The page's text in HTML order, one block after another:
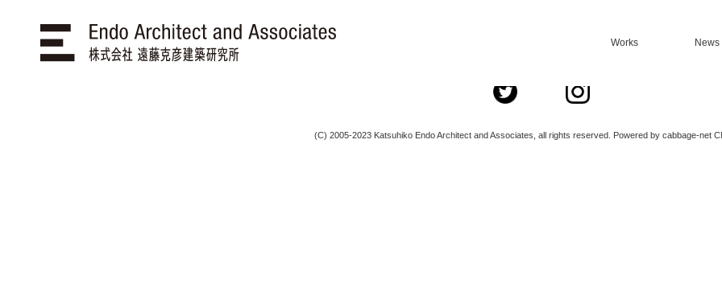
Works News
ご希望のページは、削除されたか、一時的に見ることができないようです。
(C) 2005-2023 Katsuhiko Endo Architect and Associates, all rights reserved. Powered by cabbage-net